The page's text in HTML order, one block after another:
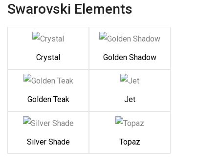
Swarovski Elements
Crystal Golden Shadow
Golden Teak Jet
Silver Shade Topaz